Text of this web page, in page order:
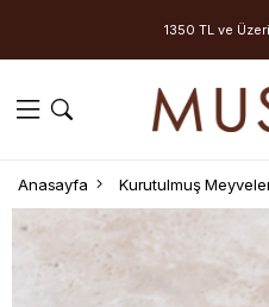
1350 TL ve
Anasayfa Kurutulmuş